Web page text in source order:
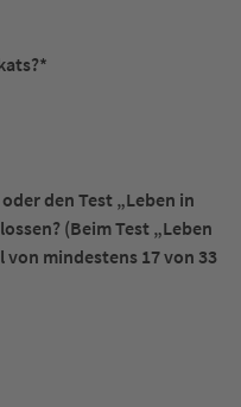
*
den Test „Leben in
(Beim Test „Leben
mindestens 17 von 33